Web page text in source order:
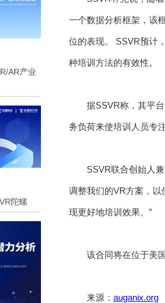
AR产业
陀螺
一个数据分析框架，该
位的表现。 SSVR预计
种培训方法的有效性。
据SSVR称，其平
务负荷来使培训人员专
SSVR联合创始人
调整我们的VR方案，
现更好地培训效果。”
该合同将在位于美
来源： auganix.org